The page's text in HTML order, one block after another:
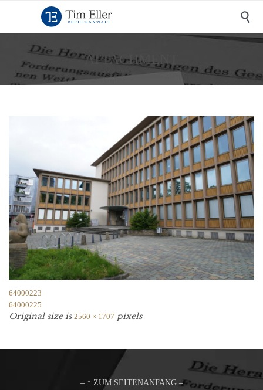

ATTACHMENT
64000223
64000225
Original size is 2560 × 1707 pixels
– ↑ ZUM SEITENANFANG –